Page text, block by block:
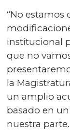
“No estamos
institucional
que no
la
un amplio
basado en
nuestra